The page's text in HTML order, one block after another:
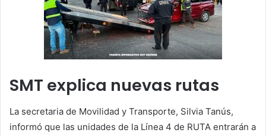
SMT explica nuevas rutas
La secretaria de Movilidad y Transporte, Silvia Tanús,
informó que las unidades de la Línea 4 de RUTA entrarán a